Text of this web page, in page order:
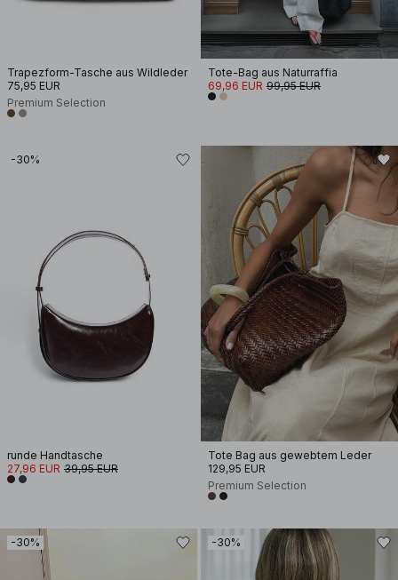
Trapezform-Tasche aus Wildleder
75,95 EUR
Premium Selection
Tote-Bag aus Naturraffia
69,96 EUR 99,95 EUR
-30%
runde Handtasche
27,96 EUR 39,95 EUR
Tote Bag aus gewebtem Leder
129,95 EUR
Premium Selection
-30% -30%